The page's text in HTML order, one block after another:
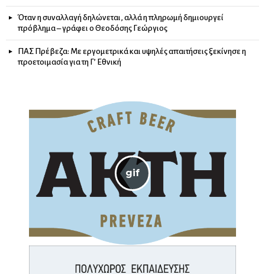
Όταν η συναλλαγή δηλώνεται, αλλά η πληρωμή δημιουργεί
πρόβλημα – γράφει ο Θεοδόσης Γεώργιος
ΠΑΣ Πρέβεζα: Με εργομετρικά και υψηλές απαιτήσεις ξεκίνησε η
προετοιμασία για τη Γ’ Εθνική